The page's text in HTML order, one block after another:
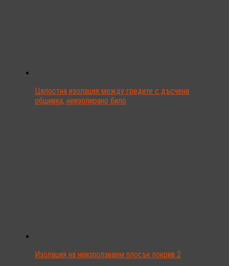
Цялостна изолация между гредите с дъсчена
обшивка, неизолирано било
Изолация на неизползваем плосък покрив 2